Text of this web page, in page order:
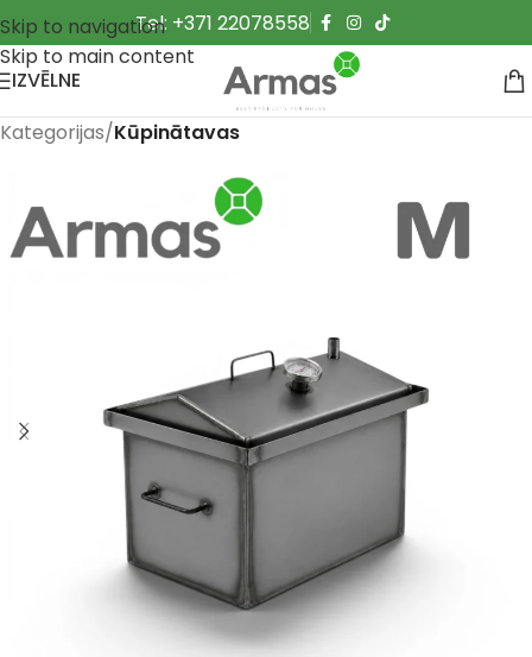
Skip to navigation
Skip to main content
Tel: +371 22078558
IZVĒLNE
Kategorijas Kūpinātavas